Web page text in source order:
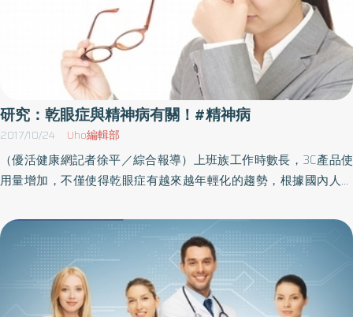
研究：乾眼症與精神病有關！#精神病
2017/10/24 Uho編輯部
（優活健康網記者徐平／綜合報導）上班族工作時數長，3C產品使
用量增加，不僅使得乾眼症有越來越年輕化的趨勢，根據國內人力
態，除了精神壓力外，眼睛過勞引發的乾眼症還會降低工作效能！
65歲以上人口1/3的人患有乾眼症亞東醫院副院長張淑雯表示，據統
計台灣地區65歲以上人口有1/3的人患有乾眼症，加上容易出現眼睛
乾澀、癢、異物感、刺痛、灼熱感、怕風、畏光等症狀，症狀嚴重
的患者甚至會造成角結膜病變進而影響視力。張淑雯副院長說明，